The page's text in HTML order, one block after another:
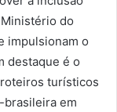
do
impulsionam o
destaque é o
turísticos
em